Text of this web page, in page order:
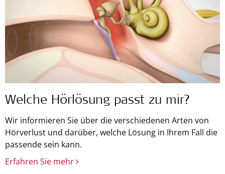
Welche Hörlösung passt zu mir?
Wir informieren Sie über die verschiedenen Arten von
Hörverlust und darüber, welche Lösung in Ihrem Fall die
passende sein kann.
Erfahren Sie mehr